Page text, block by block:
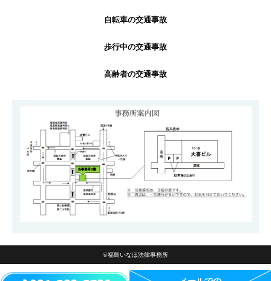
自転車の交通事故
歩行中の交通事故
高齢者の交通事故
©福島いなほ法律事務所